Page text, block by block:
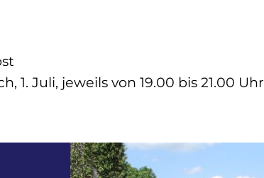
1. Juli, jeweils von 19.00 bis 21.00 Uhr